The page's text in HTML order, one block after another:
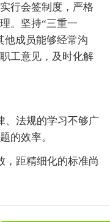
行会签制度，严格
。坚持“三重一
他成员能够经常沟
工意见，及时化解
、法规的学习不够广
的效率。
，距精细化的标准尚